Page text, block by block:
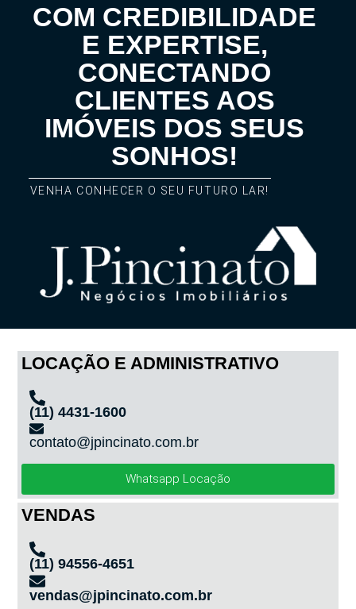
COM CREDIBILIDADE
E EXPERTISE,
CONECTANDO
CLIENTES AOS
IMÓVEIS DOS SEUS
SONHOS!
VENHA CONHECER O SEU FUTURO LAR!
LOCAÇÃO E ADMINISTRATIVO
(11) 4431-1600
contato@jpincinato.com.br
Whatsapp Locação
VENDAS
(11) 94556-4651
vendas@jpincinato.com.br